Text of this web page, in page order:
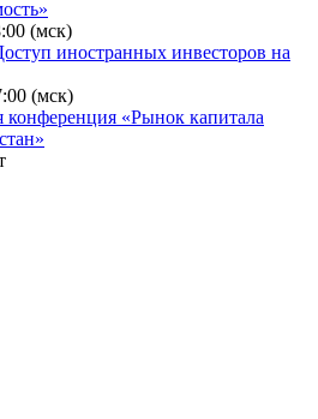
Cbonds Congress
стандарт инвестиций в
(мск)
иностранных инвесторов на
«Рынок капитала